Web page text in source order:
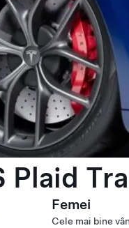
Plaid
Femei
Cele mai bine